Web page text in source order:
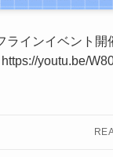
インイベント
youtu.be/